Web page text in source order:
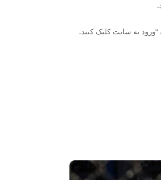
“ورود به سایت کلیک کنید.